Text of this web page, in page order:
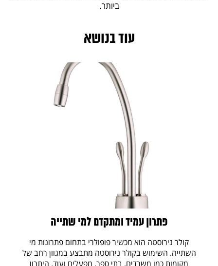
ביותר.
עוד בנושא
פתרון עמיד ומתקדם למי שתייה
קולר נירוסטה הוא מכשיר פופולרי בתחום פתרונות מי
השתייה. השימוש בקולר נירוסטה מתבצע במגוון רחב של
מקומות כמו משרדים, בתי ספר, מפעלים ועוד. היתרון